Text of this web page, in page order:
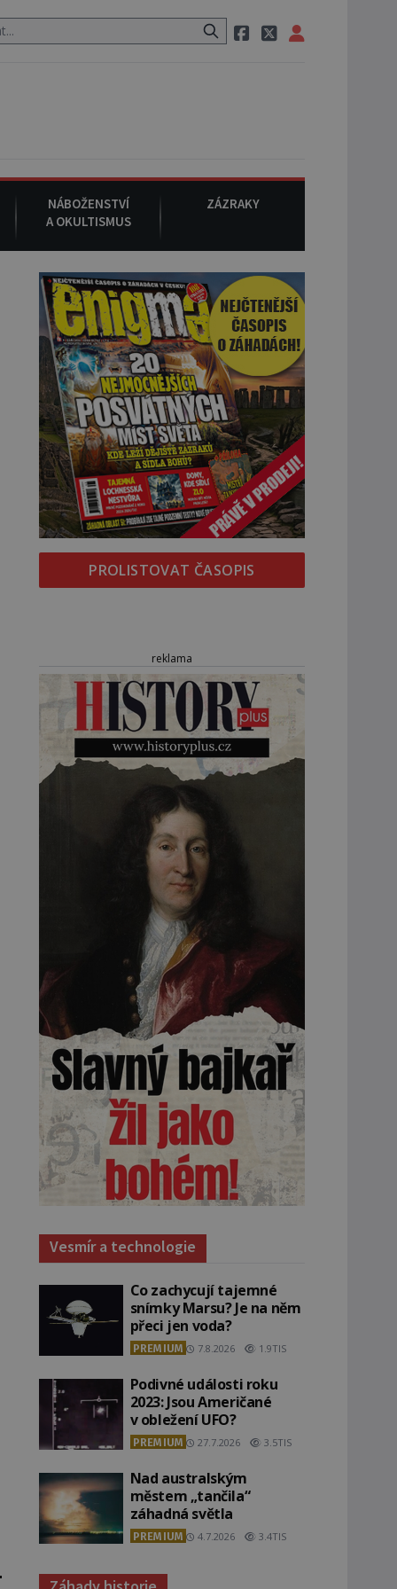
po cestě utíká zvláštní psovitá šelma, údajně bájná čupakabra.
NÁBOŽENSTVÍ
A OKULTISMUS
ZÁZRAKY
PROLISTOVAT ČASOPIS
reklama
Vesmír a technologie
Co zachycují tajemné
snímky Marsu? Je na něm
přeci jen voda?
PREMIUM 7.8.2026 1.9TIS
Podivné události roku
2023: Jsou Američané
v obležení UFO?
PREMIUM 27.7.2026 3.5TIS
Nad australským
městem „tančila“
záhadná světla
PREMIUM 4.7.2026 3.4TIS